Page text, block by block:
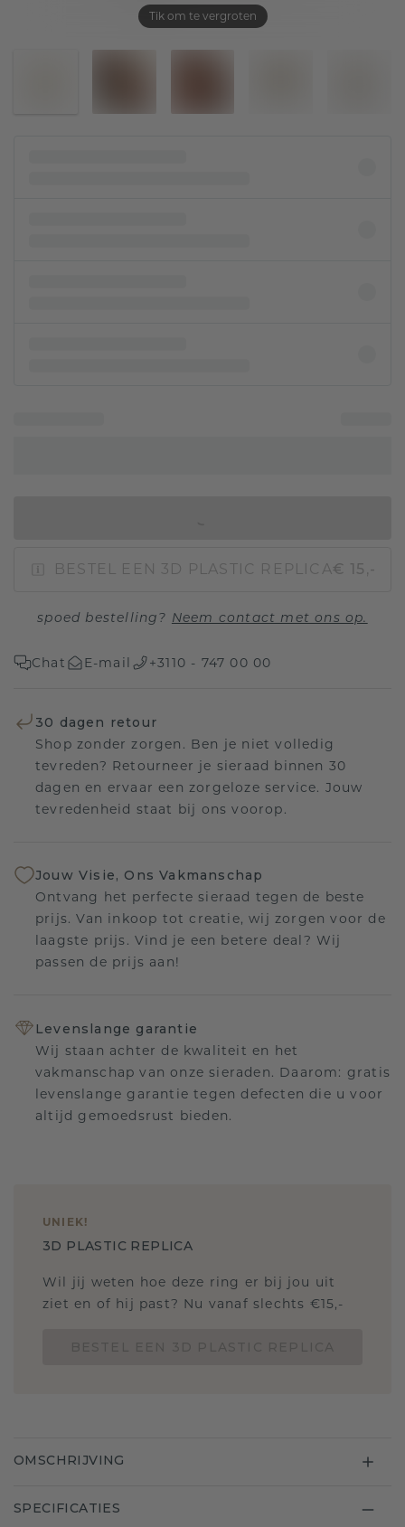
Tik om te vergroten
BESTEL EEN 3D PLASTIC REPLICA€ 15,-
spoed bestelling? Neem contact met ons op.
Chat E-mail +3110 - 747 00 00
30 dagen retour
Shop zonder zorgen. Ben je niet volledig
tevreden? Retourneer je sieraad binnen 30
dagen en ervaar een zorgeloze service. Jouw
tevredenheid staat bij ons voorop.
Jouw Visie, Ons Vakmanschap
Ontvang het perfecte sieraad tegen de beste
prijs. Van inkoop tot creatie, wij zorgen voor de
laagste prijs. Vind je een betere deal? Wij
passen de prijs aan!
Levenslange garantie
Wij staan achter de kwaliteit en het
vakmanschap van onze sieraden. Daarom: gratis
levenslange garantie tegen defecten die u voor
altijd gemoedsrust bieden.
UNIEK!
3D PLASTIC REPLICA
Wil jij weten hoe deze ring er bij jou uit
ziet en of hij past? Nu vanaf slechts €15,-
OMSCHRIJVING
SPECIFICATIES